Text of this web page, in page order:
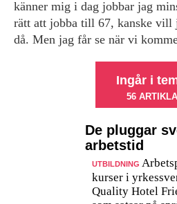
känner mig i dag jobbar jag
rätt att jobba till 67, kanske vill
då. Men jag får se när vi
Ingår i
56
De pluggar
arbetstid
UTBILDNING
kurser i
Quality Hotel